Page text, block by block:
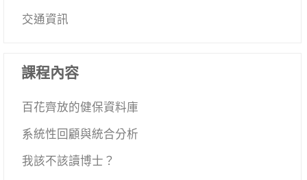
交通資訊
課程內容
百花齊放的健保資料庫
系統性回顧與統合分析
我該不該讀博士？